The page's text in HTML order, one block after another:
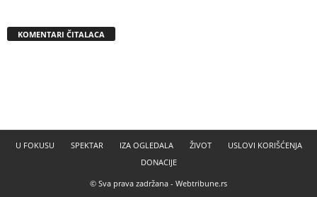
KOMENTARI ČITALACA
U FOKUSU SPEKTAR IZA OGLEDALA ŽIVOT
USLOVI KORIŠĆENJA
DONACIJE
© Sva prava zadržana - Webtribune.rs